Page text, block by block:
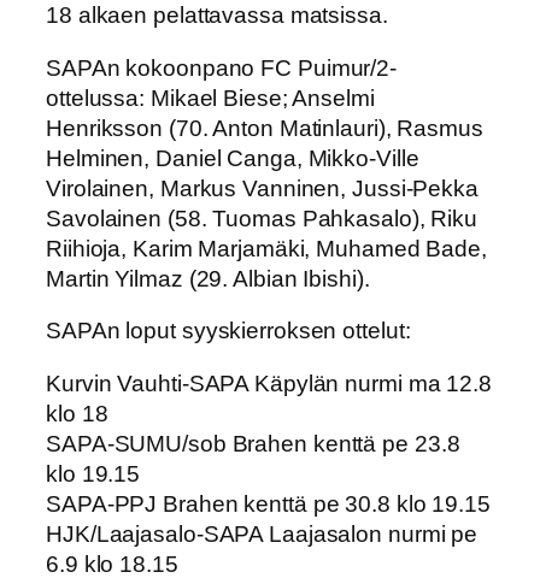
18 alkaen pelattavassa matsissa.
SAPAn kokoonpano FC Puimur/2-
ottelussa: Mikael Biese; Anselmi
Henriksson (70. Anton Matinlauri), Rasmus
Helminen, Daniel Canga, Mikko-Ville
Virolainen, Markus Vanninen, Jussi-Pekka
Savolainen (58. Tuomas Pahkasalo), Riku
Riihioja, Karim Marjamäki, Muhamed Bade,
Martin Yilmaz (29. Albian Ibishi).
SAPAn loput syyskierroksen ottelut:
Kurvin Vauhti-SAPA Käpylän nurmi ma 12.8
klo 18
SAPA-SUMU/sob Brahen kenttä pe 23.8
klo 19.15
SAPA-PPJ Brahen kenttä pe 30.8 klo 19.15
HJK/Laajasalo-SAPA Laajasalon nurmi pe
6.9 klo 18.15